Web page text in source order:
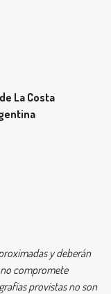
La Costa
y deberán
compromete
provistas no son